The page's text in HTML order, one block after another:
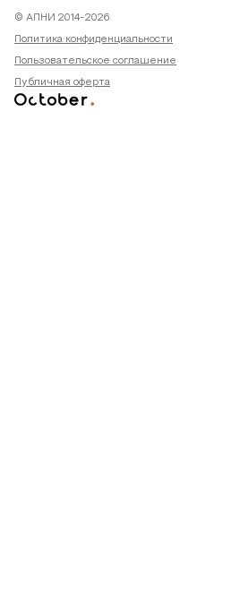
© АПНИ 2014-2026
Политика конфиденциальности
Пользовательское соглашение
Публичная оферта